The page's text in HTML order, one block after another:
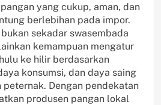
yang cukup, aman, dan
berlebihan pada impor.
sekadar swasembada
kemampuan mengatur
ke hilir berdasarkan
konsumsi, dan daya saing
peternak. Dengan pendekatan
produsen pangan lokal